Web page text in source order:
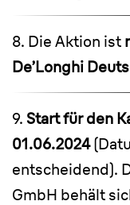
8. Die Aktion ist
De’Longhi
9. Start für den
01.06.2024
entscheidend).
GmbH behält